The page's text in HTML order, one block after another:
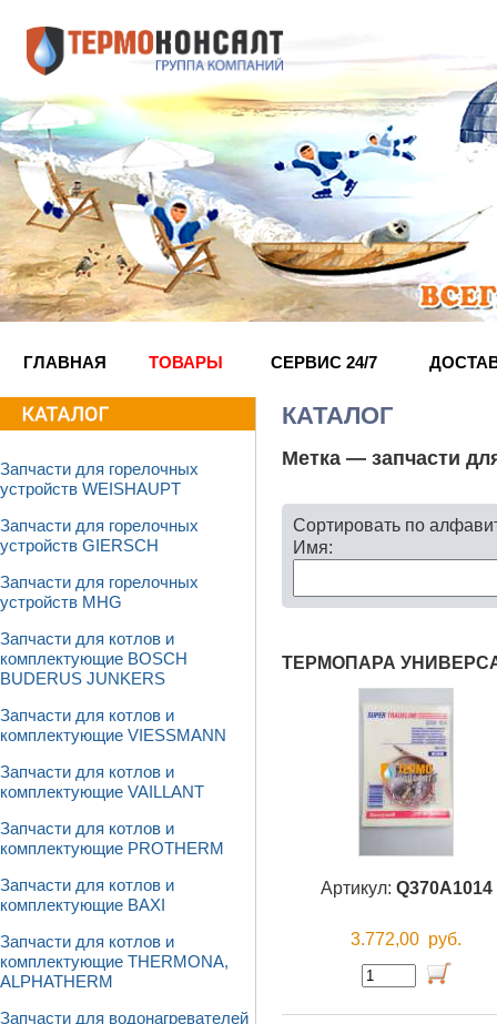
ГЛАВНАЯ ТОВАРЫ СЕРВИС 24/7
Запчасти для горелочных
устройств WEISHAUPT
Запчасти для горелочных
устройств GIERSCH
Запчасти для горелочных
устройств MHG
Запчасти для котлов и
комплектующие BOSCH
BUDERUS JUNKERS
Запчасти для котлов и
комплектующие VIESSMANN
Запчасти для котлов и
комплектующие VAILLANT
Запчасти для котлов и
комплектующие PROTHERM
Запчасти для котлов и
комплектующие BAXI
Запчасти для котлов и
комплектующие THERMONA,
ALPHATHERM
Запчасти для водонагревателей
КАТАЛОГ
Метка — запчасти
Сортировать по
Имя:
ТЕРМОПАРА
Артикул: Q370A1014
3.772,00 руб.